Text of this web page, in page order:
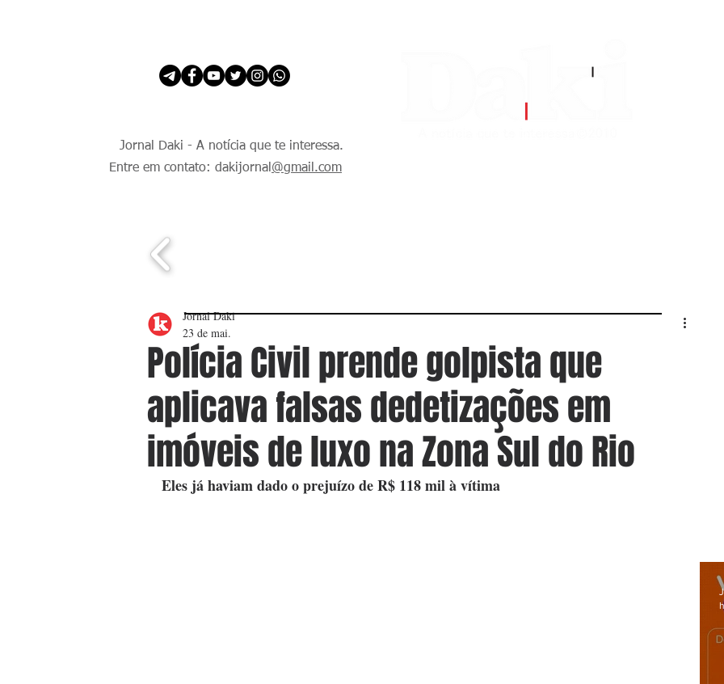
Jornal Daki - A notícia que te interessa.
Entre em contato: dakijornal @gmail.com
Polícia Civil prende golpista que
aplicava falsas dedetizações em
imóveis de luxo na Zona Sul do Rio
Jornal Daki
23 de mai.
Eles já haviam dado o prejuízo de R$ 118 mil à vítima